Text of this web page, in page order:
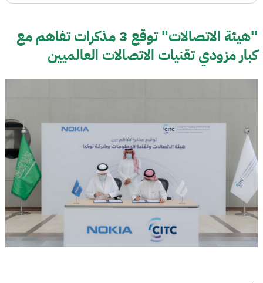
"هيئة الاتصالات" توقع 3 مذكرات تفاهم مع
كبار مزودي تقنيات الاتصالات العالميين